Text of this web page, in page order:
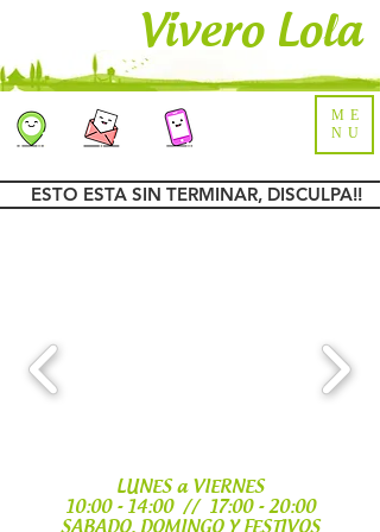
ME
NU
Vivero Lola
ESTO ESTA SIN TERMINAR, DISCULPA!!
LUNES a VIERNES
10:00 - 14:00 // 17:00 - 20:00
SABADO, DOMINGO Y FESTIVOS